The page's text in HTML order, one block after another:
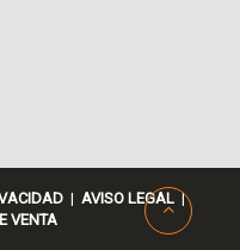
| AVISO LEGAL |
VENTA